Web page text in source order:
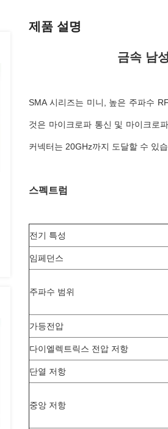
제품 설명
금속 남
SMA 시리즈는 미니, 높은 주파수
것은 마이크로파 통신 및 마이크로
커넥터는 20GHz까지 도달할 수 있습
스펙트럼
전기 특성
임페던스
주파수 범위
가등전압
다이엘렉트릭스 전압 저항
단열 저항
중앙 저항